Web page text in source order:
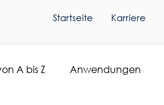
Startseite Karriere
A bis Z Anwendungen